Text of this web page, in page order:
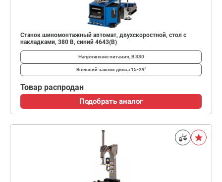
Станок шиномонтажный автомат, двухскоростной, стол с
накладками, 380 В, синий 4643(B)
Напряжение питания, В380
Внешний зажим диска15-29"
Товар распродан
Подобрать аналог